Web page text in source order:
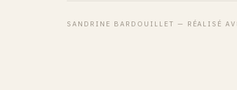
SANDRINE BARDOUILLET — RÉALISÉ